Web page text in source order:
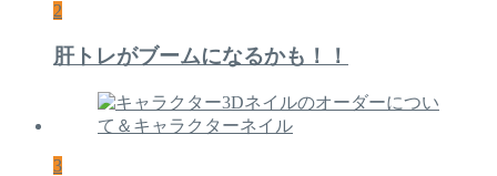
2
肝トレがブームになるかも！！
3